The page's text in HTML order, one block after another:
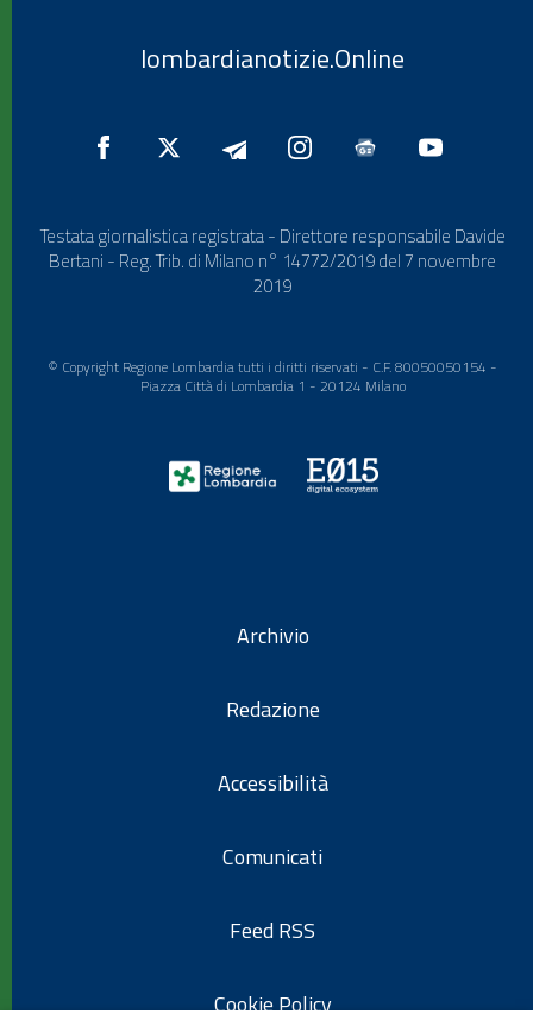
lombardianotizie.Online
Testata giornalistica registrata - Direttore responsabile Davide
Bertani - Reg. Trib. di Milano n° 14772/2019 del 7 novembre
2019
© Copyright Regione Lombardia tutti i diritti riservati - C.F. 80050050154 -
Piazza Città di Lombardia 1 - 20124 Milano
Archivio
Redazione
Accessibilità
Comunicati
Feed RSS
Cookie Policy